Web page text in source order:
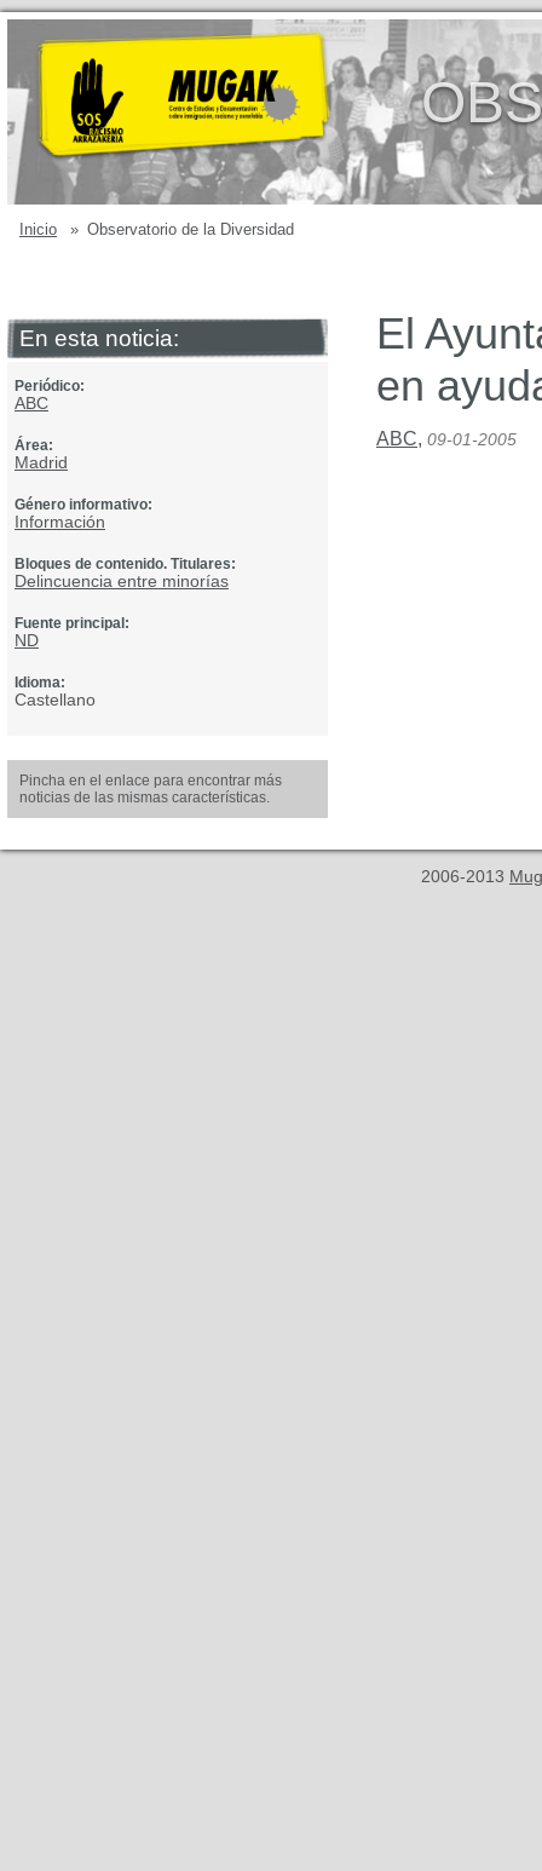
Inicio » Observatorio de la Diversidad
En esta noticia:
Periódico:
ABC
Área:
Madrid
Género informativo:
Información
Bloques de contenido. Titulares:
Delincuencia entre minorías
Fuente principal:
ND
Idioma:
Castellano
Pincha en el enlace para encontrar más
noticias de las mismas características.
El
en
ABC, 09-01-2005
2006-2013